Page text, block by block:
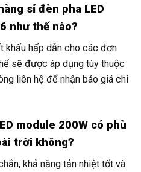
sỉ đèn pha LED
như thế nào?
khấu hấp dẫn cho các đơn
sẽ được áp dụng tùy thuộc
liên hệ để nhận báo giá chi
module 200W có phù
trời không?
khả năng tản nhiệt tốt và